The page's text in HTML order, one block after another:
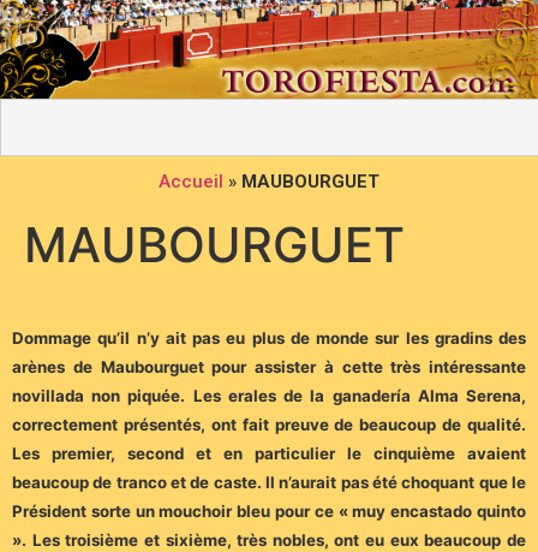
Accueil » MAUBOURGUET
MAUBOURGUET
Dommage qu’il n’y ait pas eu plus de monde sur les gradins des
arènes de Maubourguet pour assister à cette très intéressante
novillada non piquée. Les erales de la ganadería Alma Serena,
correctement présentés, ont fait preuve de beaucoup de qualité.
Les premier, second et en particulier le cinquième avaient
beaucoup de tranco et de caste. Il n’aurait pas été choquant que le
Président sorte un mouchoir bleu pour ce « muy encastado quinto
». Les troisième et sixième, très nobles, ont eu eux beaucoup de